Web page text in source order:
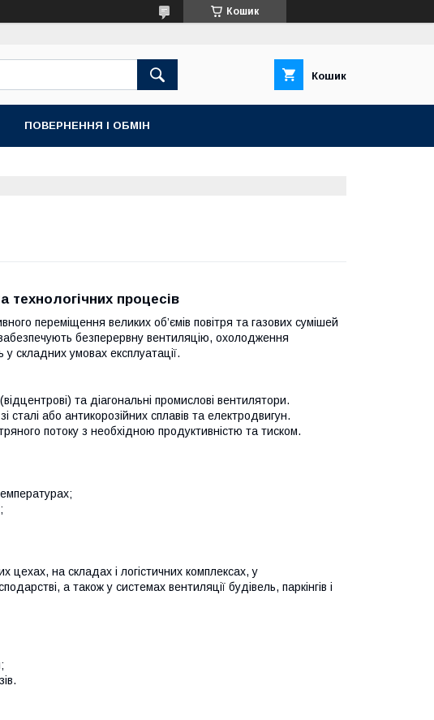
Кошик
Кошик
ПОВЕРНЕННЯ І ОБМІН
технологічних процесів
переміщення великих об’ємів повітря та газових сумішей
безперервну вентиляцію, охолодження
складних умовах експлуатації.
та діагональні промислові вентилятори.
або антикорозійних сплавів та електродвигун.
потоку з необхідною продуктивністю та тиском.
цехах, на складах і логістичних комплексах, у
а також у системах вентиляції будівель, паркінгів і